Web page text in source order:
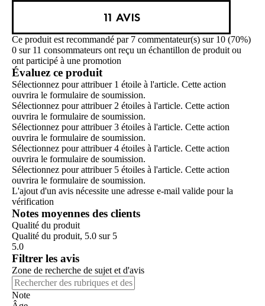
11 AVIS
Ce produit est recommandé par 7 commentateur(s) sur 10 (70%)
0 sur 11 consommateurs ont reçu un échantillon de produit ou
ont participé à une promotion
Évaluez ce produit
Sélectionnez pour attribuer 1 étoile à l'article. Cette action
ouvrira le formulaire de soumission.
Sélectionnez pour attribuer 2 étoiles à l'article. Cette action
ouvrira le formulaire de soumission.
Sélectionnez pour attribuer 3 étoiles à l'article. Cette action
ouvrira le formulaire de soumission.
Sélectionnez pour attribuer 4 étoiles à l'article. Cette action
ouvrira le formulaire de soumission.
Sélectionnez pour attribuer 5 étoiles à l'article. Cette action
ouvrira le formulaire de soumission.
L'ajout d'un avis nécessite une adresse e-mail valide pour la
vérification
Notes moyennes des clients
Qualité du produit
Qualité du produit, 5.0 sur 5
5.0
Filtrer les avis
Zone de recherche de sujet et d'avis
Note